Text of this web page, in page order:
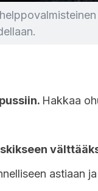
Hakkaa
astiaan